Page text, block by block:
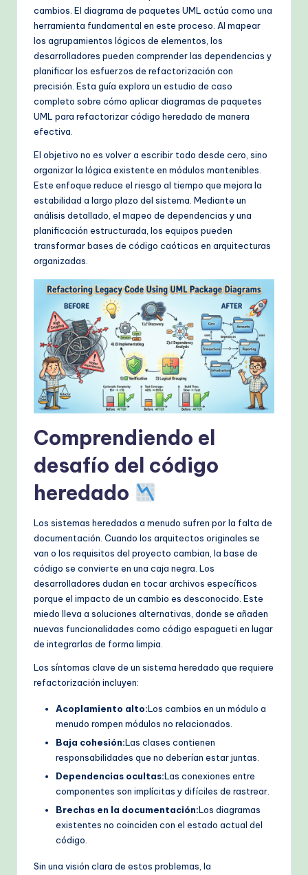
A
W
o
fl
o
w
&
M
o
d
cambios. El diagrama de paquetes UML actúa como una
herramienta fundamental en este proceso. Al mapear
los agrupamientos lógicos de elementos, los
desarrolladores pueden comprender las dependencias y
planificar los esfuerzos de refactorización con
precisión. Esta guía explora un estudio de caso
completo sobre cómo aplicar diagramas de paquetes
UML para refactorizar código heredado de manera
efectiva.
El objetivo no es volver a escribir todo desde cero, sino
organizar la lógica existente en módulos mantenibles.
Este enfoque reduce el riesgo al tiempo que mejora la
estabilidad a largo plazo del sistema. Mediante un
análisis detallado, el mapeo de dependencias y una
planificación estructurada, los equipos pueden
transformar bases de código caóticas en arquitecturas
organizadas.
Comprendiendo el
desafío del código
heredado
Los sistemas heredados a menudo sufren por la falta de
documentación. Cuando los arquitectos originales se
van o los requisitos del proyecto cambian, la base de
código se convierte en una caja negra. Los
desarrolladores dudan en tocar archivos específicos
porque el impacto de un cambio es desconocido. Este
miedo lleva a soluciones alternativas, donde se añaden
nuevas funcionalidades como código espagueti en lugar
de integrarlas de forma limpia.
Los síntomas clave de un sistema heredado que requiere
refactorización incluyen:
Acoplamiento alto:Los cambios en un módulo a
menudo rompen módulos no relacionados.
Baja cohesión:Las clases contienen
responsabilidades que no deberían estar juntas.
Dependencias ocultas:Las conexiones entre
componentes son implícitas y difíciles de rastrear.
Brechas en la documentación:Los diagramas
existentes no coinciden con el estado actual del
código.
Sin una visión clara de estos problemas, la